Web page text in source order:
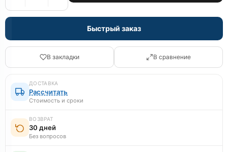
Быстрый заказ
В закладки В сравнение
ДОСТАВКА
Рассчитать
Стоимость и сроки
ВОЗВРАТ
30 дней
Без вопросов